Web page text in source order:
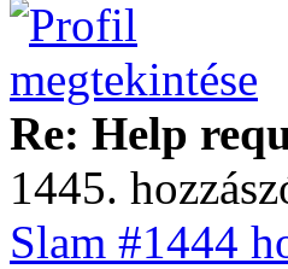
Re: Help
1445.
Slam #1444